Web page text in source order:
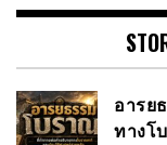
อารย
ทางโ